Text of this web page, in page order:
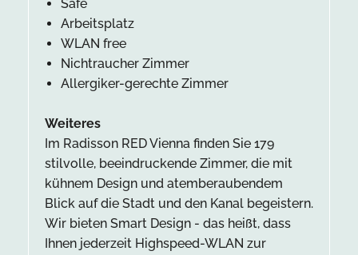
Safe
Arbeitsplatz
WLAN free
Nichtraucher Zimmer
Allergiker-gerechte Zimmer
Weiteres
Im Radisson RED Vienna finden Sie 179
stilvolle, beeindruckende Zimmer, die mit
kühnem Design und atemberaubendem
Blick auf die Stadt und den Kanal begeistern.
Wir bieten Smart Design - das heißt, dass
Ihnen jederzeit Highspeed-WLAN zur